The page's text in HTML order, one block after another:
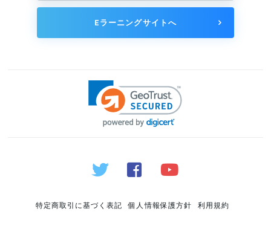
Eラーニングサイトへ
特定商取引に基づく表記 個人情報保護方針 利用規約